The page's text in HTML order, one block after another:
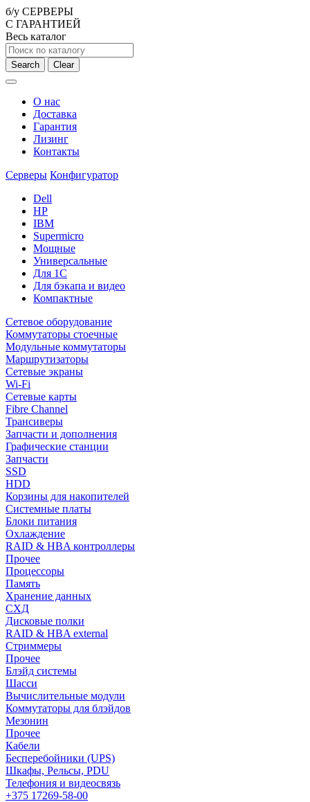
б/у СЕРВЕРЫ
С ГАРАНТИЕЙ
Весь каталог
Search Clear
О нас
Доставка
Гарантия
Лизинг
Контакты
Серверы Конфигуратор
Dell
HP
IBM
Supermicro
Мощные
Универсальные
Для 1С
Для бэкапа и видео
Компактные
Сетевое оборудование
Коммутаторы стоечные
Модульные коммутаторы
Маршрутизаторы
Сетевые экраны
Wi-Fi
Сетевые карты
Fibre Channel
Трансиверы
Запчасти и дополнения
Графические станции
Запчасти
SSD
HDD
Корзины для накопителей
Системные платы
Блоки питания
Охлаждение
RAID & HBA контроллеры
Прочее
Процессоры
Память
Хранение данных
СХД
Дисковые полки
RAID & HBA external
Стриммеры
Прочее
Блэйд системы
Шасси
Вычислительные модули
Коммутаторы для блэйдов
Мезонин
Прочее
Кабели
Бесперебойники (UPS)
Шкафы, Рельсы, PDU
Телефония и видеосвязь
+375 17269-58-00